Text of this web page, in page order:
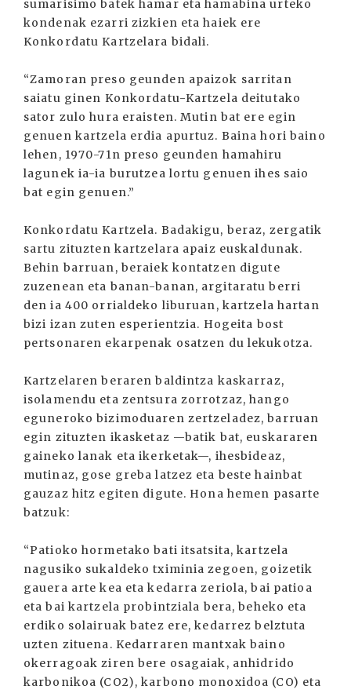
sumarisimo batek hamar eta hamabina urteko
kondenak ezarri zizkien eta haiek ere
Konkordatu Kartzelara bidali.
“Zamoran preso geunden apaizok sarritan
saiatu ginen Konkordatu-Kartzela deitutako
sator zulo hura eraisten. Mutin bat ere egin
genuen kartzela erdia apurtuz. Baina hori baino
lehen, 1970-71n preso geunden hamahiru
lagunek ia-ia burutzea lortu genuen ihes saio
bat egin genuen.”
Konkordatu Kartzela. Badakigu, beraz, zergatik
sartu zituzten kartzelara apaiz euskaldunak.
Behin barruan, beraiek kontatzen digute
zuzenean eta banan-banan, argitaratu berri
den ia 400 orrialdeko liburuan, kartzela hartan
bizi izan zuten esperientzia. Hogeita bost
pertsonaren ekarpenak osatzen du lekukotza.
Kartzelaren beraren baldintza kaskarraz,
isolamendu eta zentsura zorrotzaz, hango
eguneroko bizimoduaren zertzeladez, barruan
egin zituzten ikasketaz —batik bat, euskararen
gaineko lanak eta ikerketak—, ihesbideaz,
mutinaz, gose greba latzez eta beste hainbat
gauzaz hitz egiten digute. Hona hemen pasarte
batzuk:
“Patioko hormetako bati itsatsita, kartzela
nagusiko sukaldeko tximinia zegoen, goizetik
gauera arte kea eta kedarra zeriola, bai patioa
eta bai kartzela probintziala bera, beheko eta
erdiko solairuak batez ere, kedarrez belztuta
uzten zituena. Kedarraren mantxak baino
okerragoak ziren bere osagaiak, anhidrido
karbonikoa (CO2), karbono monoxidoa (CO) eta